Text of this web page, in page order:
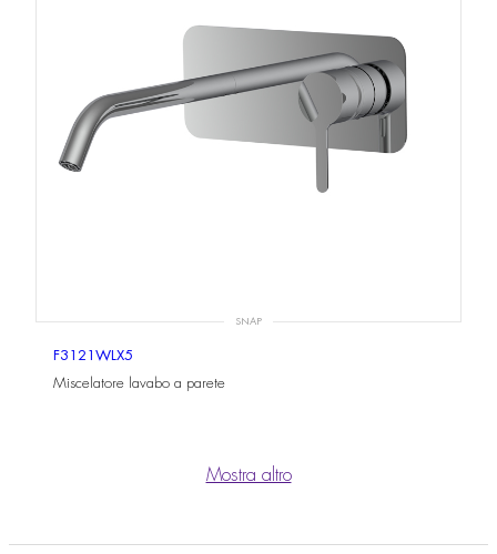
SNAP
F3121WLX5
Miscelatore lavabo a parete
Mostra altro